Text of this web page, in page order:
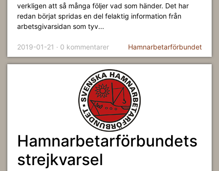
verkligen att så många följer vad som händer. Det har
redan börjat spridas en del felaktig information från
arbetsgivarsidan som tyv...
2019-01-21 · 0 kommentarer Hamnarbetarförbundet
Hamnarbetarförbundets
strejkvarsel